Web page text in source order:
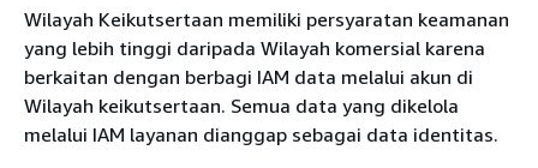
Wilayah Keikutsertaan memiliki persyaratan keamanan
yang lebih tinggi daripada Wilayah komersial karena
berkaitan dengan berbagi IAM data melalui akun di
Wilayah keikutsertaan. Semua data yang dikelola
melalui IAM layanan dianggap sebagai data identitas.